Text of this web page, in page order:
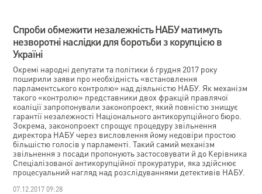
Спроби обмежити незалежність НАБУ матимуть
незворотні наслідки для боротьби з корупцією в
Україні
Окремі народні депутати та політики 6 грудня 2017 року
поширили заяви про необхідність «встановлення
парламентського контролю» над діяльністю НАБУ. Як механізм
такого «контролю» представники двох фракцій правлячої
коаліції запропонували законопроект, який повністю знищує
гарантії незалежності Національного антикорупційного бюро.
Зокрема, законопроект спрощує процедуру звільнення
директора НАБУ через висловлення йому недовіри простою
більшістю голосів у парламенті. Такий самий механізм
звільнення з посади пропонують застосовувати й до Керівника
Спеціалізованої антикорупційної прокуратури, яка здійснює
процесуальний нагляд над розслідуваннями детективів НАБУ.
07.12.2017 09:28